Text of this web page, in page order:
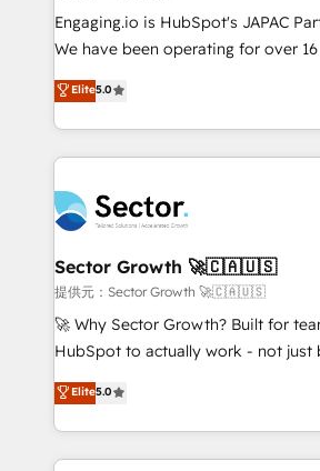
contratar e pagar a HubSpot em
fiscal no Brasil e gerar economia de
Oferecemos ainda agentes de IA
HubSpot que automatizam tarefas
empresas em 13 países utilizam a
a maior parceira da HubSpot na
líder no ranking global de sucesso
HubSpot.
Engaging.io is HubSpot's JAPAC
We have been operating for over
one of HubSpot's most experienced
capable Agency Partners globally. We specialise in
complex CRM migrations,
integrations, custom CMS portal
businesses. Our teams are based in North America
and APAC. We are HubSpot's top-ranked Advanced
Implementation Certified Partner
to their advisory council. We strive to do 'good work
with good people' and have worked
brands. You can see some of them
Elite5.0
Sector Growth 🚀🇨🇦🇺🇸
提供元：Sector Growth 🚀🇨🇦🇺🇸
🚀 Why Sector Growth? Built for
HubSpot to actually work - not just
HubSpot Experts: Onboarding,
automation, and training built for adoption.
Technical Execution: ERP, EMR and
Integrations; complex builds
Elite5.0